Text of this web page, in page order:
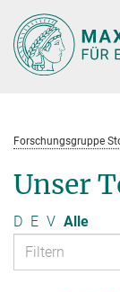
Hauptinhalt
Forschungsgruppe
Unser
D E V Alle